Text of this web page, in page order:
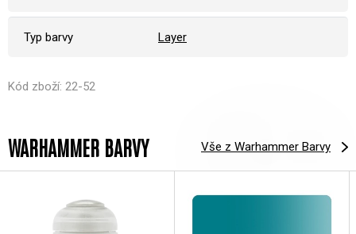
Typ barvy Layer
Kód zboží: 22-52
WARHAMMER BARVY Vše z Warhammer Barvy